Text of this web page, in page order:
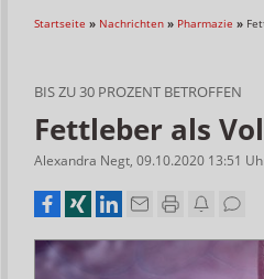
Startseite » Nachrichten » Pharmazie »
BIS ZU 30 PROZENT BETROFFEN
Fettleber als
Alexandra Negt, 09.10.2020 13:51